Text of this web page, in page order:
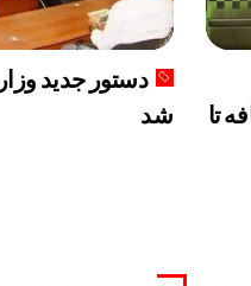
تا
دستور جدید
شد